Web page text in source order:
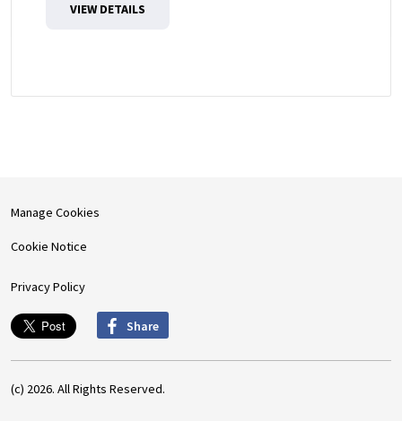
VIEW DETAILS
Manage Cookies
Cookie Notice
Privacy Policy
Share
(c) 2026. All Rights Reserved.